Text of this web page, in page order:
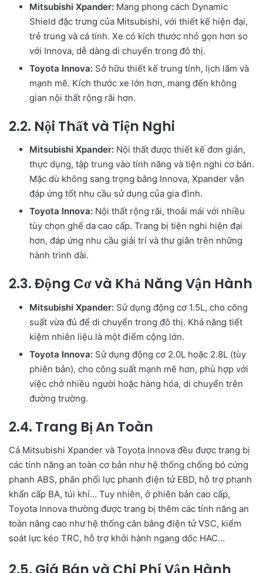
Mitsubishi Xpander: Mang phong cách Dynamic
Shield đặc trưng của Mitsubishi, với thiết kế hiện đại,
trẻ trung và cá tính. Xe có kích thước nhỏ gọn hơn so
với Innova, dễ dàng di chuyển trong đô thị.
Toyota Innova: Sở hữu thiết kế trung tính, lịch lãm và
mạnh mẽ. Kích thước xe lớn hơn, mang đến không
gian nội thất rộng rãi hơn.
2.2. Nội Thất và Tiện Nghi
Mitsubishi Xpander: Nội thất được thiết kế đơn giản,
thực dụng, tập trung vào tính năng và tiện nghi cơ bản.
Mặc dù không sang trọng bằng Innova, Xpander vẫn
đáp ứng tốt nhu cầu sử dụng của gia đình.
Toyota Innova: Nội thất rộng rãi, thoải mái với nhiều
tùy chọn ghế da cao cấp. Trang bị tiện nghi hiện đại
hơn, đáp ứng nhu cầu giải trí và thư giãn trên những
hành trình dài.
2.3. Động Cơ và Khả Năng Vận Hành
Mitsubishi Xpander: Sử dụng động cơ 1.5L, cho công
suất vừa đủ để di chuyển trong đô thị. Khả năng tiết
kiệm nhiên liệu là một điểm cộng lớn.
Toyota Innova: Sử dụng động cơ 2.0L hoặc 2.8L (tùy
phiên bản), cho công suất mạnh mẽ hơn, phù hợp với
việc chở nhiều người hoặc hàng hóa, di chuyển trên
đường trường.
2.4. Trang Bị An Toàn
Cả Mitsubishi Xpander và Toyota Innova đều được trang bị
các tính năng an toàn cơ bản như hệ thống chống bó cứng
phanh ABS, phân phối lực phanh điện tử EBD, hỗ trợ phanh
khẩn cấp BA, túi khí… Tuy nhiên, ở phiên bản cao cấp,
Toyota Innova thường được trang bị thêm các tính năng an
toàn nâng cao như hệ thống cân bằng điện tử VSC, kiểm
soát lực kéo TRC, hỗ trợ khởi hành ngang dốc HAC…